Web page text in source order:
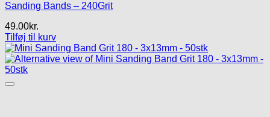
Sanding Bands – 240Grit
49.00kr.
Tilføj til kurv